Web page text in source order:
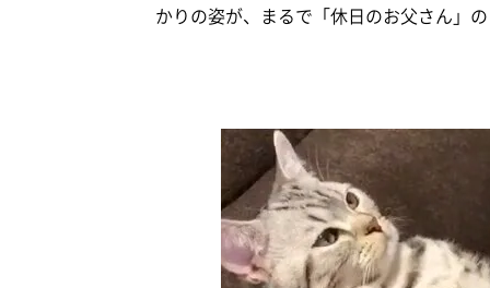
かりの姿が、まるで「休日のお父さん」